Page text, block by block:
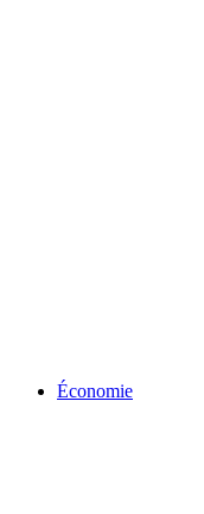
Économie